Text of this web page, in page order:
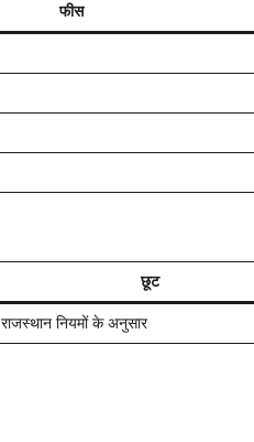
फीस
छूट
राजस्थान नियमों के अनुसार